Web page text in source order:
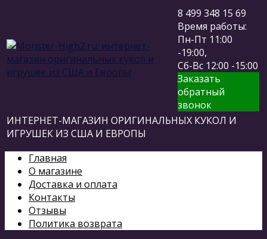
8 499 348 15 69
Время работы:
Пн-Пт 11:00
-19:00,
Сб-Вс 12:00 -15:00
Заказать
обратный
звонок
ИНТЕРНЕТ-МАГАЗИН ОРИГИНАЛЬНЫХ КУКОЛ И
ИГРУШЕК ИЗ США И ЕВРОПЫ
Главная
О магазине
Доставка и оплата
Контакты
Отзывы
Политика возврата